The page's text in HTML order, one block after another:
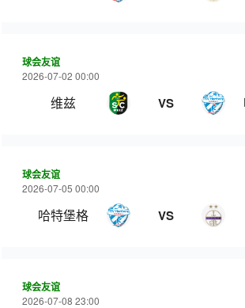
球会友谊
2026-07-02 00:00
维兹 VS
球会友谊
2026-07-05 00:00
哈特堡格 VS
球会友谊
2026-07-08 23:00